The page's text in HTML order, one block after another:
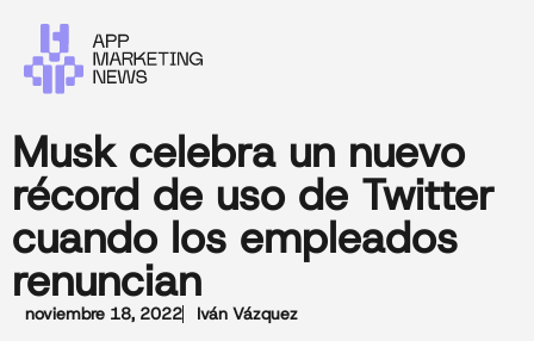
Musk celebra un nuevo
récord de uso de Twitter
cuando los empleados
renuncian
noviembre 18, 2022 Iván Vázquez